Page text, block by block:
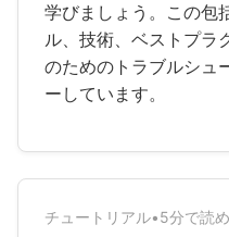
学びましょう。この包
ル、技術、ベストプラ
のためのトラブルシュ
ーしています。
チュートリアル•5分で読